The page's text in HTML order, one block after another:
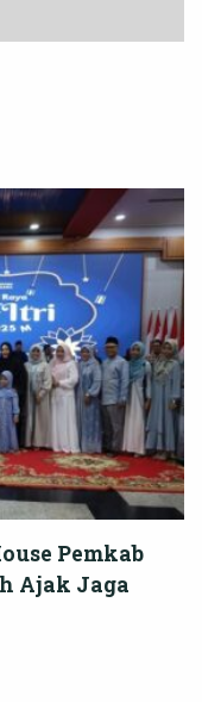
Pemkab
Ajak Jaga